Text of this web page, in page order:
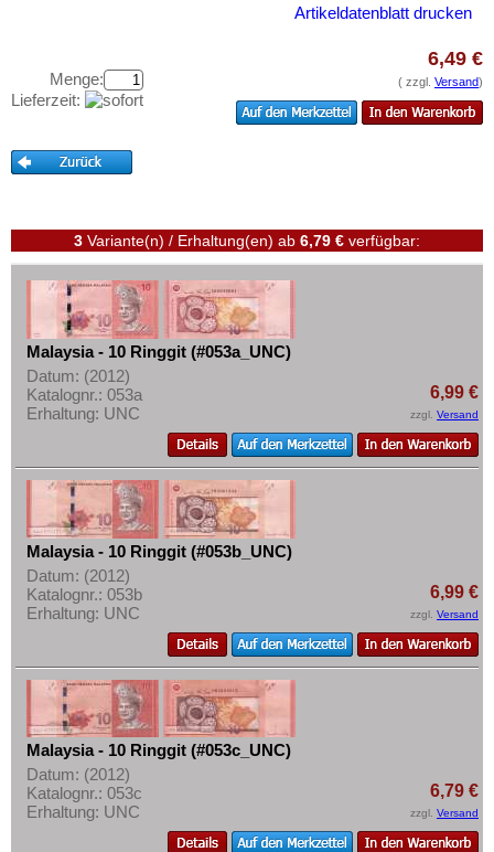
Oman
Pakistan
Portugiesisch Indien
Singapur
Sri Lanka
Straits Settlements
Süd-Ossetien
Südkorea
Syrien
Taiwan
Thailand
Timor
Turkmenistan
Usbekistan
Vereinigte Arabische Emirate
Vietnam
Vietnam Süd
Kataloge
Aufbewahrung
Gutscheine
Kontakt
Informationen
Preislisten
Ankauf
Erhaltungsgrade
Gratisbanknoten
Mehr über...
Zahlungsbedingungen
Privatsphäre und Datenschutz
Widerrufsbelehrung
Liefer- und Versandkosten
AGB
Impressum
Artikeldatenblatt drucken
Menge:
Lieferzeit:
6,49 €
( zzgl. Versand)
3 Variante(n) / Erhaltung(en) ab 6,79 € verfügbar:
Malaysia - 10 Ringgit (#053a_UNC)
Datum: (2012)
Katalognr.: 053a
Erhaltung: UNC
6,99 €
zzgl. Versand
Malaysia - 10 Ringgit (#053b_UNC)
Datum: (2012)
Katalognr.: 053b
Erhaltung: UNC
6,99 €
zzgl. Versand
Malaysia - 10 Ringgit (#053c_UNC)
Datum: (2012)
Katalognr.: 053c
Erhaltung: UNC
6,79 €
zzgl. Versand